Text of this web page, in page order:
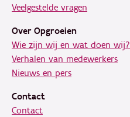
Veelgestelde vragen
Over Opgroeien
Wie zijn wij en wat doen wij?
Verhalen van medewerkers
Nieuws en pers
Contact
Contact